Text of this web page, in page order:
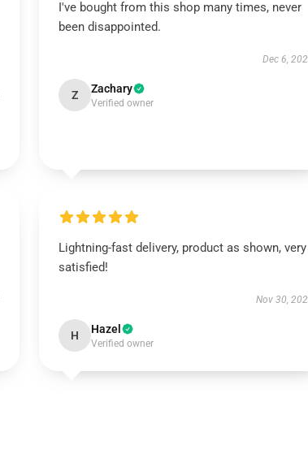
I've bought from this shop many times, never
been disappointed.
Dec 6,
Z Zachary
Verified owner
Lightning-fast delivery, product as shown, very
satisfied!
Nov 30,
H Hazel
Verified owner